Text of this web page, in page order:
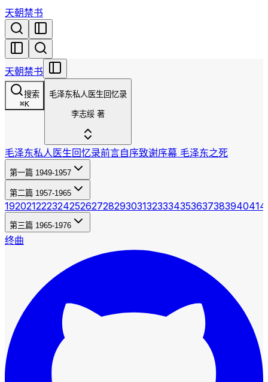
天朝禁书
天朝禁书
搜索
⌘K
毛泽东私人医生回忆录
李志绥 著
毛泽东私人医生回忆录前言自序致谢序幕 毛泽东之死
第一篇 1949-1957
第二篇 1957-1965
1920212223242526272829303132333435363738394041
第三篇 1965-1976
终曲